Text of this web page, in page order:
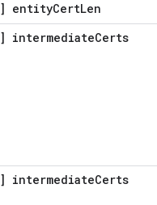
entityCertLen
intermediateCerts
intermediateCerts